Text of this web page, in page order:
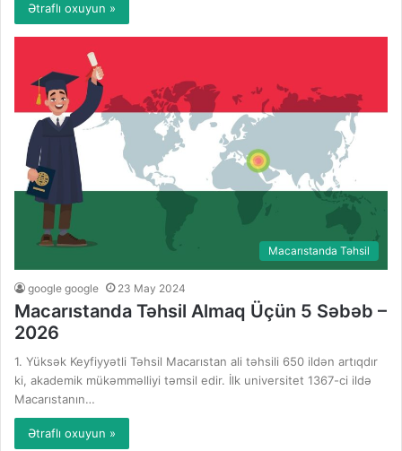
Ətraflı oxuyun »
Macarıstanda Təhsil
google google 23 May 2024
Macarıstanda Təhsil Almaq Üçün 5 Səbəb –
2026
1. Yüksək Keyfiyyətli Təhsil Macarıstan ali təhsili 650 ildən artıqdır
ki, akademik mükəmməlliyi təmsil edir. İlk universitet 1367-ci ildə
Macarıstanın…
Ətraflı oxuyun »